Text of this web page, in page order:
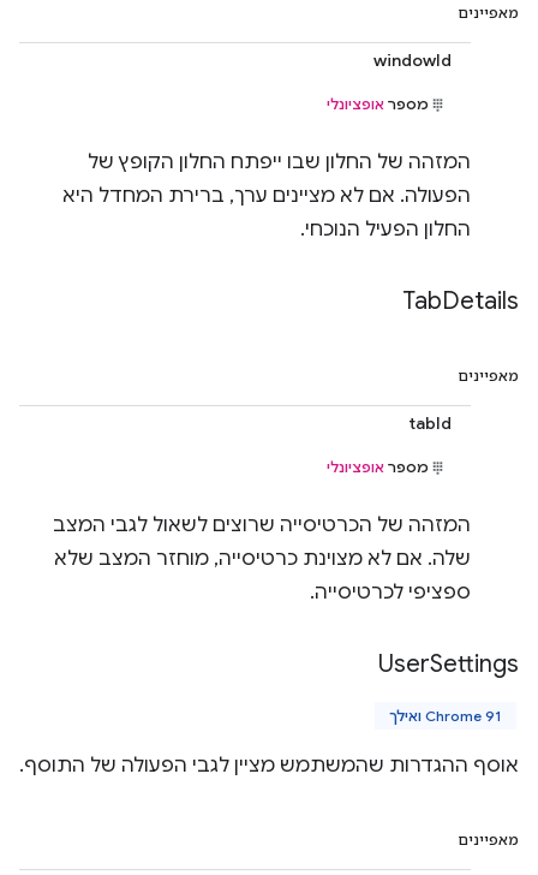
מאפיינים
windowId
מספר אופציונלי
המזהה של החלון שבו ייפתח החלון הקופץ של
הפעולה. אם לא מציינים ערך, ברירת המחדל היא
החלון הפעיל הנוכחי.
TabDetails
מאפיינים
tabId
מספר אופציונלי
המזהה של הכרטיסייה שרוצים לשאול לגבי המצב
שלה. אם לא מצוינת כרטיסייה, מוחזר המצב שלא
ספציפי לכרטיסייה.
UserSettings
Chrome 91 ואילך
אוסף ההגדרות שהמשתמש מציין לגבי הפעולה של התוסף.
מאפיינים